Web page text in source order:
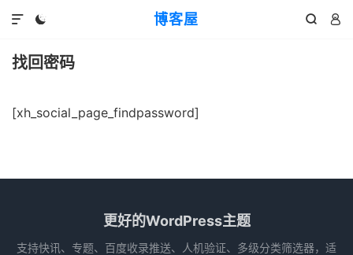
博客屋
  

找回密码
[xh_social_page_findpassword]
更好的WordPress主题
支持快讯、专题、百度收录推送、人机验证、多级分类筛选器，适